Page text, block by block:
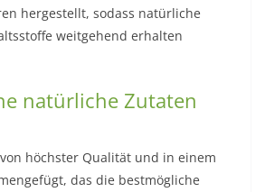
hergestellt, sodass natürliche
weitgehend erhalten
natürliche Zutaten
höchster Qualität und in einem
das die bestmögliche